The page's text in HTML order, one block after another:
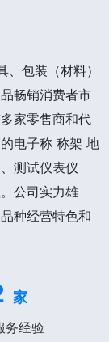
包装（材料）
畅销消费者市
家零售商和代
电子称 称架 地
测试仪表仪
公司实力雄
种经营特色和
家
务经验